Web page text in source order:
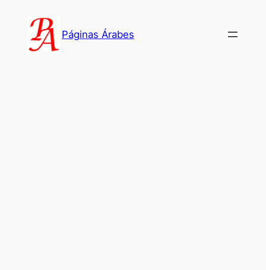
contenido
Páginas Árabes